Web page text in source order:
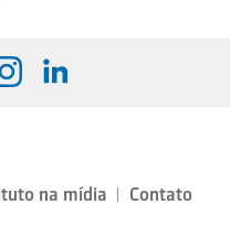
na mídia
Contato